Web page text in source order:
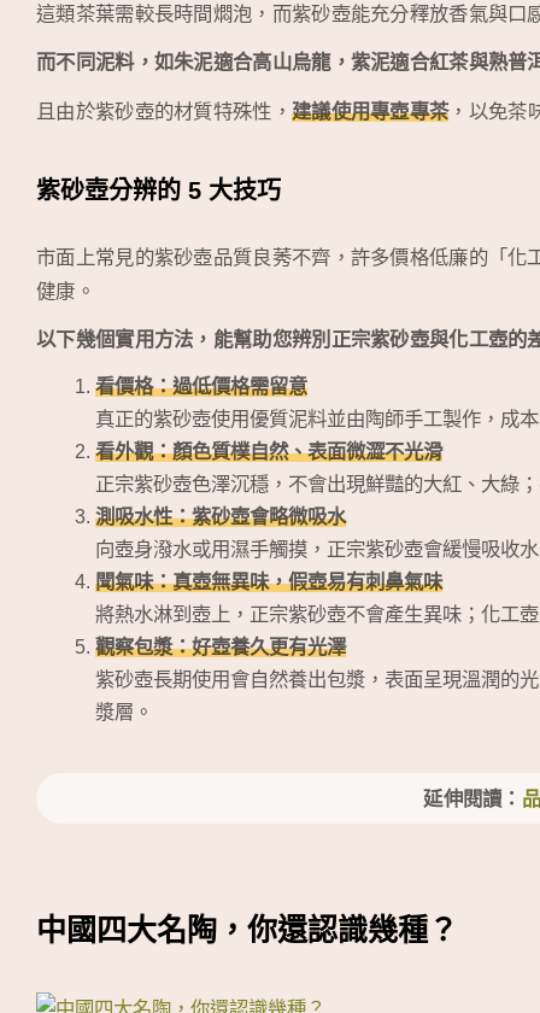
這類茶葉需較長時間燜泡，而紫砂壺能充分釋放香氣與口
而不同泥料，如朱泥適合高山烏龍，紫泥適合紅茶與熟普
且由於紫砂壺的材質特殊性， 建議使用專壺專茶，以免茶
紫砂壺分辨的 5 大技巧
市面上常見的紫砂壺品質良莠不齊，許多價格低廉的「
健康。
以下幾個實用方法，能幫助您辨別正宗紫砂壺與化工壺的
看價格：過低價格需留意
真正的紫砂壺使用優質泥料並由陶師手工製作，成
看外觀：顏色質樸自然、表面微澀不光滑
正宗紫砂壺色澤沉穩，不會出現鮮豔的大紅、大綠
測吸水性：紫砂壺會略微吸水
向壺身潑水或用濕手觸摸，正宗紫砂壺會緩慢吸收
聞氣味：真壺無異味，假壺易有刺鼻氣味
將熱水淋到壺上，正宗紫砂壺不會產生異味；化工
觀察包漿：好壺養久更有光澤
紫砂壺長期使用會自然養出包漿，表面呈現溫潤的
漿層。
延伸閱讀：
中國四大名陶，你還認識幾種？